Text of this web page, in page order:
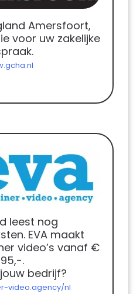
Amersfoort,
voor uw zakelijke
leest nog
EVA maakt
video’s vanaf €
.
bedrijf?
video.agency/nl